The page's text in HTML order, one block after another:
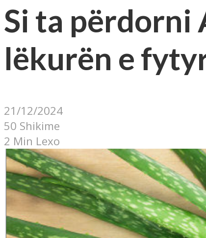
Si ta përdorni
lëkurën e
21/12/2024
50 Shikime
2 Min Lexo